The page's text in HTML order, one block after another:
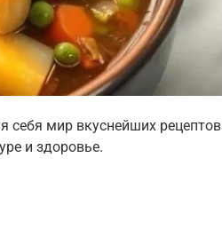
себя мир вкуснейших рецептов
и здоровье.